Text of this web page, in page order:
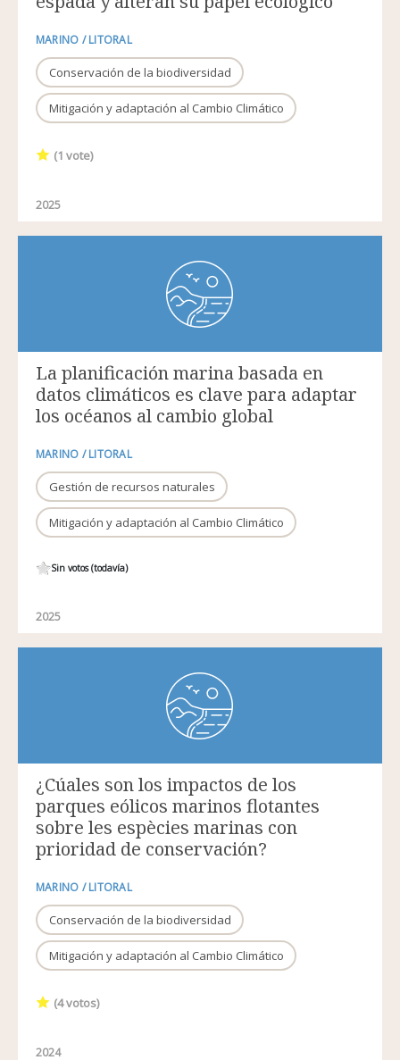
MARINO / LITORAL
Conservación de la biodiversidad
Mitigación y adaptación al Cambio Climático
(1 vote)
2025
La planificación marina basada en
datos climáticos es clave para adaptar
los océanos al cambio global
MARINO / LITORAL
Gestión de recursos naturales
Mitigación y adaptación al Cambio Climático
Sin votos (todavía)
2025
¿Cúales son los impactos de los
parques eólicos marinos flotantes
sobre les espècies marinas con
prioridad de conservación?
MARINO / LITORAL
Conservación de la biodiversidad
Mitigación y adaptación al Cambio Climático
(4votos)
2024